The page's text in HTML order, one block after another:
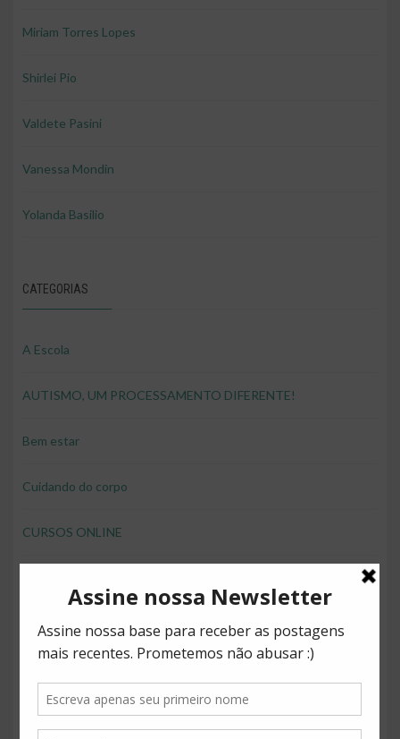
Miriam Torres Lopes
Shirlei Pio
Valdete Pasini
Vanessa Mondin
Yolanda Basilio
CATEGORIAS
A Escola
AUTISMO, UM PROCESSAMENTO DIFERENTE!
Bem estar
Cuidando do corpo
CURSOS ONLINE
Direitos
Educação